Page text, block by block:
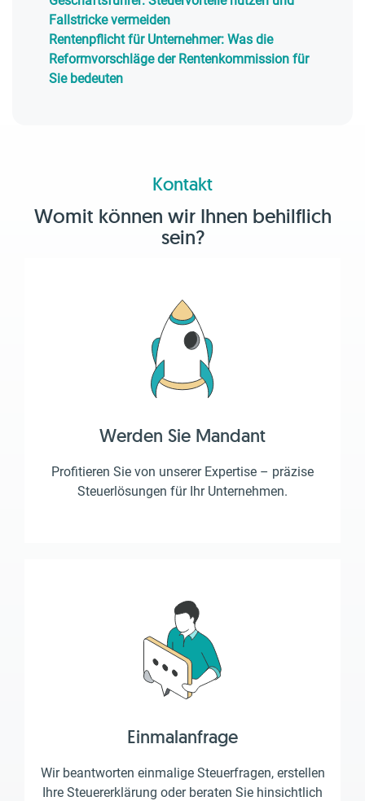
Fallstricke vermeiden
Rentenpflicht für Unternehmer: Was die
Reformvorschläge der Rentenkommission für
Sie bedeuten
Kontakt
Womit können wir Ihnen behilflich
sein?
Werden Sie Mandant
Profitieren Sie von unserer Expertise – präzise
Steuerlösungen für Ihr Unternehmen.
Einmalanfrage
Wir beantworten einmalige Steuerfragen, erstellen
Ihre Steuererklärung oder beraten Sie hinsichtlich